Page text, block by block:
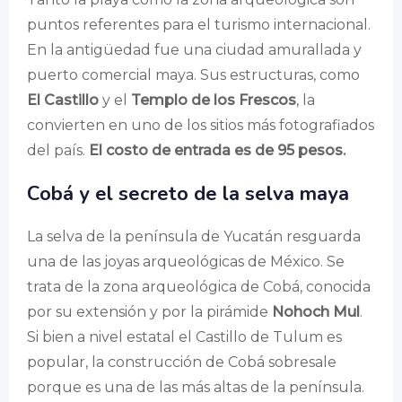
puntos referentes para el turismo internacional.
En la antigüedad fue una ciudad amurallada y
puerto comercial maya. Sus estructuras, como
El Castillo y el Templo de los Frescos, la
convierten en uno de los sitios más fotografiados
del país. El costo de entrada es de 95 pesos.
Cobá y el secreto de la selva maya
La selva de la península de Yucatán resguarda
una de las joyas arqueológicas de México. Se
trata de la zona arqueológica de Cobá, conocida
por su extensión y por la pirámide Nohoch Mul.
Si bien a nivel estatal el Castillo de Tulum es
popular, la construcción de Cobá sobresale
porque es una de las más altas de la península.